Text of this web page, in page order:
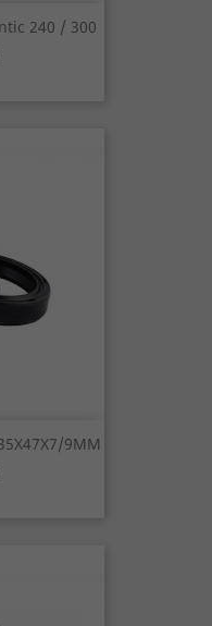
240 / 300
9MM